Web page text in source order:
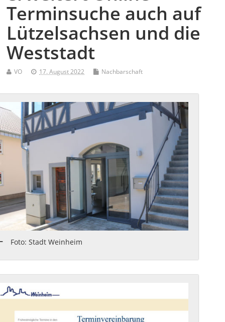
Terminsuche auch auf
Lützelsachsen und die
Weststadt
VO 17. August 2022 Nachbarschaft
Foto: Stadt Weinheim